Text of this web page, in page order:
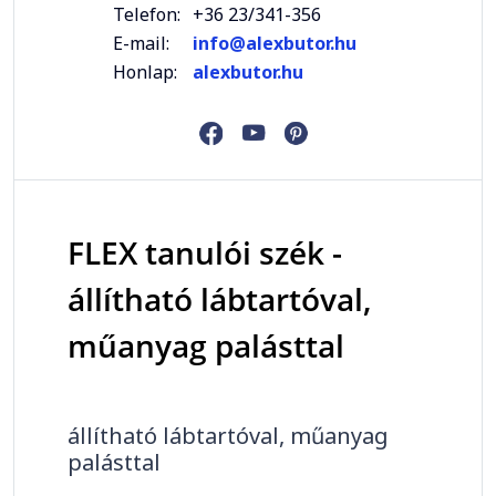
Telefon: +36 23/341-356
E-mail:
info@alexbutor.hu
Honlap:
alexbutor.hu
FLEX tanulói szék -
állítható lábtartóval,
műanyag palásttal
állítható lábtartóval, műanyag
palásttal